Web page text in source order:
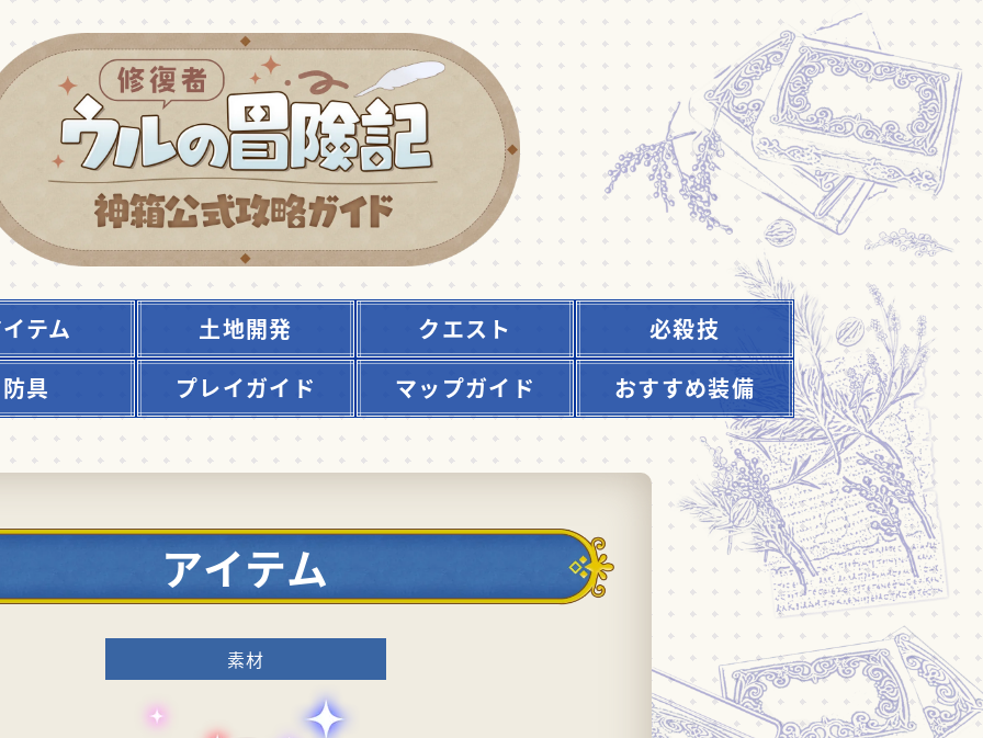
テム 土地開発 クエスト
必殺技
防具
プレイガイド マップガイド おすすめ装備
アイテム
素材